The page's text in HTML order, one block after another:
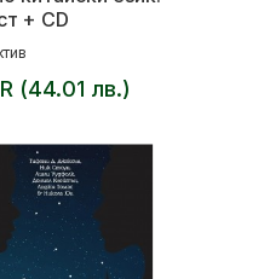
+ CD
(44.01 лв.)